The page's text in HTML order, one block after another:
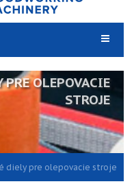
PRE OLEPOVACIE
STROJE
diely pre olepovacie stroje